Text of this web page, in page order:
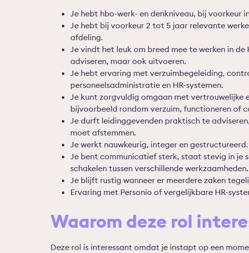
Je hebt hbo-werk- en denkniveau, bij voorkeur
Je hebt bij voorkeur 2 tot 5 jaar relevante
afdeling.
Je vindt het leuk om breed mee te werken in
adviseren, maar ook uitvoeren.
Je hebt ervaring met verzuimbegeleiding,
personeelsadministratie en HR-systemen.
Je kunt zorgvuldig omgaan met vertrouwelijke
bijvoorbeeld rondom verzuim, functioneren of
Je durft leidinggevenden praktisch te
moet afstemmen.
Je werkt nauwkeurig, integer en gestructureerd.
Je bent communicatief sterk, staat stevig in je
schakelen tussen verschillende werkzaamheden.
Je blijft rustig wanneer er meerdere zaken
Ervaring met Personio of vergelijkbare HR-
Waarom deze rol
Deze rol is interessant omdat je instapt op een